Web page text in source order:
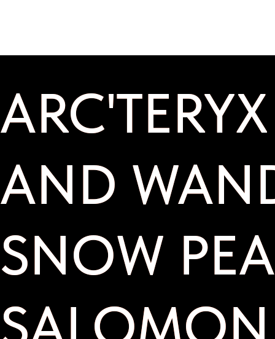
ROA
ROA
SALOMON
SALOMON
SNOW
SNOW
AND
AND
ARC'TERYX
ARC'TERYX